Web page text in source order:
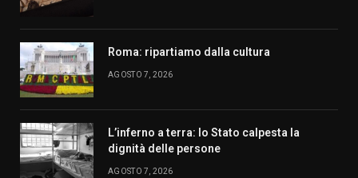
Roma: ripartiamo dalla cultura
AGOSTO 7, 2026
L’inferno a terra: lo Stato calpesta la
dignità delle persone
AGOSTO 7, 2026